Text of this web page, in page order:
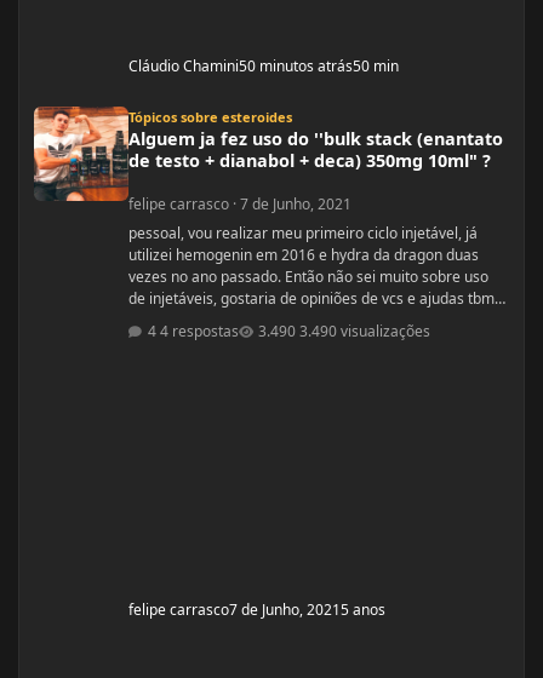
Cláudio Chamini50 minutos atrás50 min
Tópicos sobre esteroides
Alguem ja fez uso do ''bulk stack (enantato
de testo + dianabol + deca) 350mg 10ml" ?
felipe carrasco ·7 de Junho, 2021
pessoal, vou realizar meu primeiro ciclo injetável, já
utilizei hemogenin em 2016 e hydra da dragon duas
vezes no ano passado. Então não sei muito sobre uso
de injetáveis, gostaria de opiniões de vcs e ajudas tbm
stack que é formado por ENANTATO DE
4 respostas 3.490 visualizações
felipe carrasco7 de Junho, 20215 anos